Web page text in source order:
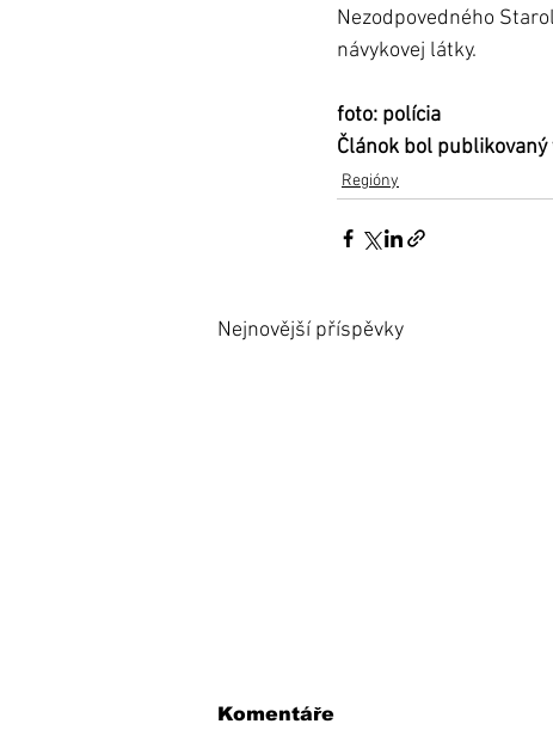
Nezodpovedného
foto: polícia
Článok bol
Regióny
Nejnovější příspěvky
Komentáře